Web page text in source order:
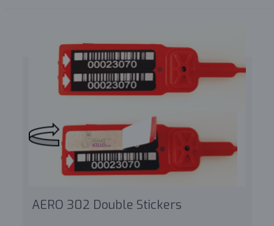
AERO 302 Double Stickers